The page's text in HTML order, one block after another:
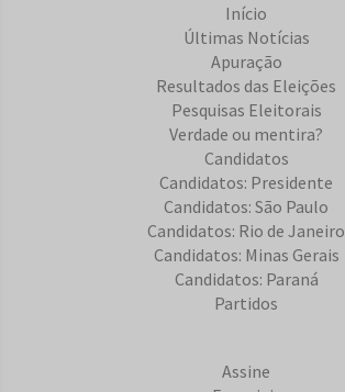
Início
Últimas Notícias
Apuração
Resultados das Eleições
Pesquisas Eleitorais
Verdade ou mentira?
Candidatos
Candidatos: Presidente
Candidatos: São Paulo
Candidatos: Rio de Janeiro
Candidatos: Minas Gerais
Candidatos: Paraná
Partidos
Assine